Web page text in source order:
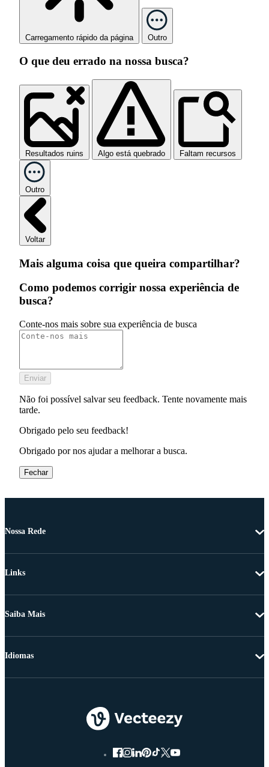
Carregamento rápido da página Outro
O que deu errado na nossa busca?
Resultados ruins Algo está quebrado Faltam recursos
Outro
Voltar
Mais alguma coisa que queira compartilhar?
Como podemos corrigir nossa experiência de
busca?
Conte-nos mais sobre sua experiência de busca
Enviar
Não foi possível salvar seu feedback. Tente novamente mais
tarde.
Obrigado pelo seu feedback!
Obrigado por nos ajudar a melhorar a busca.
Fechar
Nossa Rede
Links
Saiba Mais
Idiomas